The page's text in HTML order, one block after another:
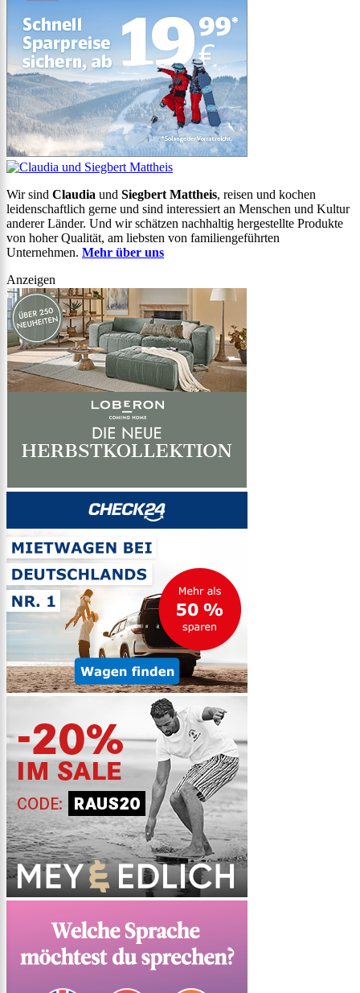
Wir sind Claudia und Siegbert Mattheis, reisen und kochen
leidenschaftlich gerne und sind interessiert an Menschen und Kultur
anderer Länder. Und wir schätzen nachhaltig hergestellte Produkte
von hoher Qualität, am liebsten von familiengeführten
Unternehmen. Mehr über uns
Anzeigen